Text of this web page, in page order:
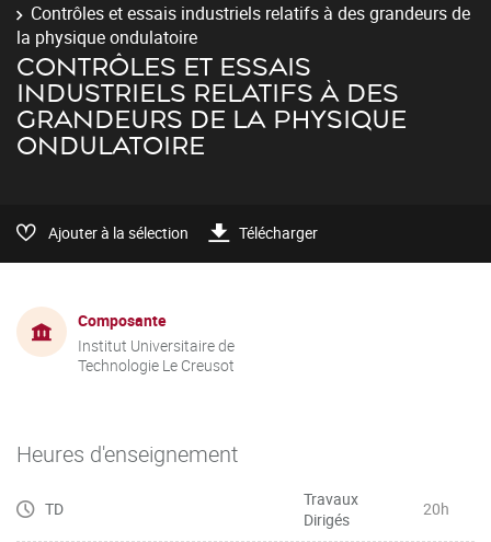
Contrôles et essais industriels relatifs à des grandeurs de
la physique ondulatoire
CONTRÔLES ET ESSAIS
INDUSTRIELS RELATIFS À DES
GRANDEURS DE LA PHYSIQUE
ONDULATOIRE
Ajouter à la sélection Télécharger
Composante
Institut Universitaire de
Technologie Le Creusot
Heures d'enseignement
TD
Travaux
Dirigés
20h